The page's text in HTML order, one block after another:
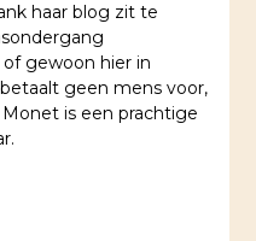
haar blog zit te
gewoon hier in
geen mens voor,
is een prachtige